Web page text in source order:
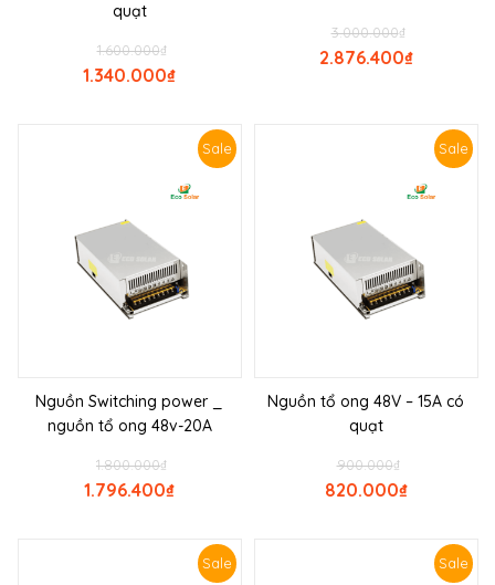
quạt
₫
1.600.000
₫
1.340.000
₫
3.000.000
₫
2.876.400
Sale
Nguồn Switching power _
nguồn tổ ong 48v-20A
₫
1.800.000
₫
1.796.400
Sale
Nguồn tổ ong 48V – 15A có
quạt
₫
900.000
₫
820.000
Sale Sale